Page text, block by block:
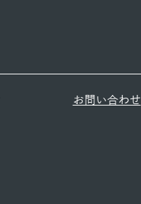
​お問い合わせ